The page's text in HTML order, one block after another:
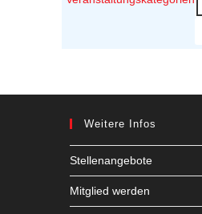
Weitere Infos
Stellenangebote
Mitglied werden